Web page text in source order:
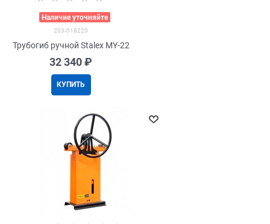
Наличие уточняйте
203-018220
Трубогиб ручной Stalex MY-22
32 340 ₽
КУПИТЬ